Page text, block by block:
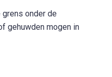
onder de
gehuwden mogen in